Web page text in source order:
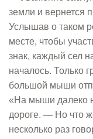
земли и вернется
Услышав о таком
месте, чтобы
знак, каждый сел
началось. Только
большой мыши
«На мыши далеко
дороге. — Но что
несколько раз